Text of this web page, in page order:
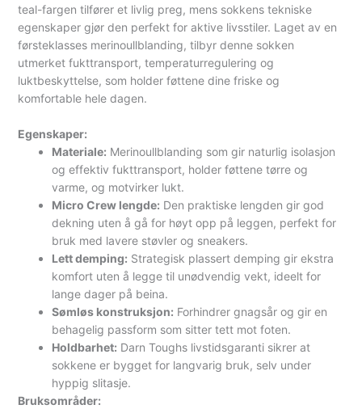
teal-fargen tilfører et livlig preg, mens sokkens tekniske
egenskaper gjør den perfekt for aktive livsstiler. Laget av en
førsteklasses merinoullblanding, tilbyr denne sokken
utmerket fukttransport, temperaturregulering og
luktbeskyttelse, som holder føttene dine friske og
komfortable hele dagen.
Egenskaper:
Materiale: Merinoullblanding som gir naturlig isolasjon
og effektiv fukttransport, holder føttene tørre og
varme, og motvirker lukt.
Micro Crew lengde: Den praktiske lengden gir god
dekning uten å gå for høyt opp på leggen, perfekt for
bruk med lavere støvler og sneakers.
Lett demping: Strategisk plassert demping gir ekstra
komfort uten å legge til unødvendig vekt, ideelt for
lange dager på beina.
Sømløs konstruksjon: Forhindrer gnagsår og gir en
behagelig passform som sitter tett mot foten.
Holdbarhet: Darn Toughs livstidsgaranti sikrer at
sokkene er bygget for langvarig bruk, selv under
hyppig slitasje.
Bruksområder: